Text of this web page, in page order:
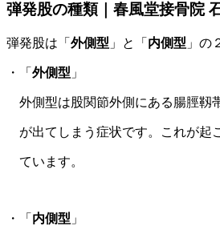
弾発股の種類｜春風堂接骨院
弾発股は「 外側型 」と「 内側型 」の
・「 外側型 」
外側型は股関節外側にある腸脛靱
が出てしまう症状です。これが起
ています。
・「 内側型 」